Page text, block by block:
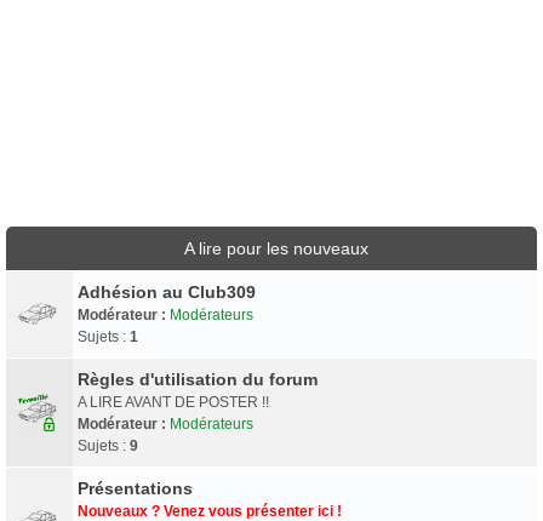
A lire pour les nouveaux
Adhésion au Club309
Modérateur : Modérateurs
Sujets : 1
Règles d'utilisation du forum
A LIRE AVANT DE POSTER !!
Modérateur : Modérateurs
Sujets : 9
Présentations
Nouveaux ? Venez vous présenter ici !